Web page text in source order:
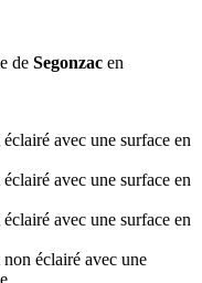
de Segonzac en
avec une surface en
avec une surface en
avec une surface en
éclairé avec une